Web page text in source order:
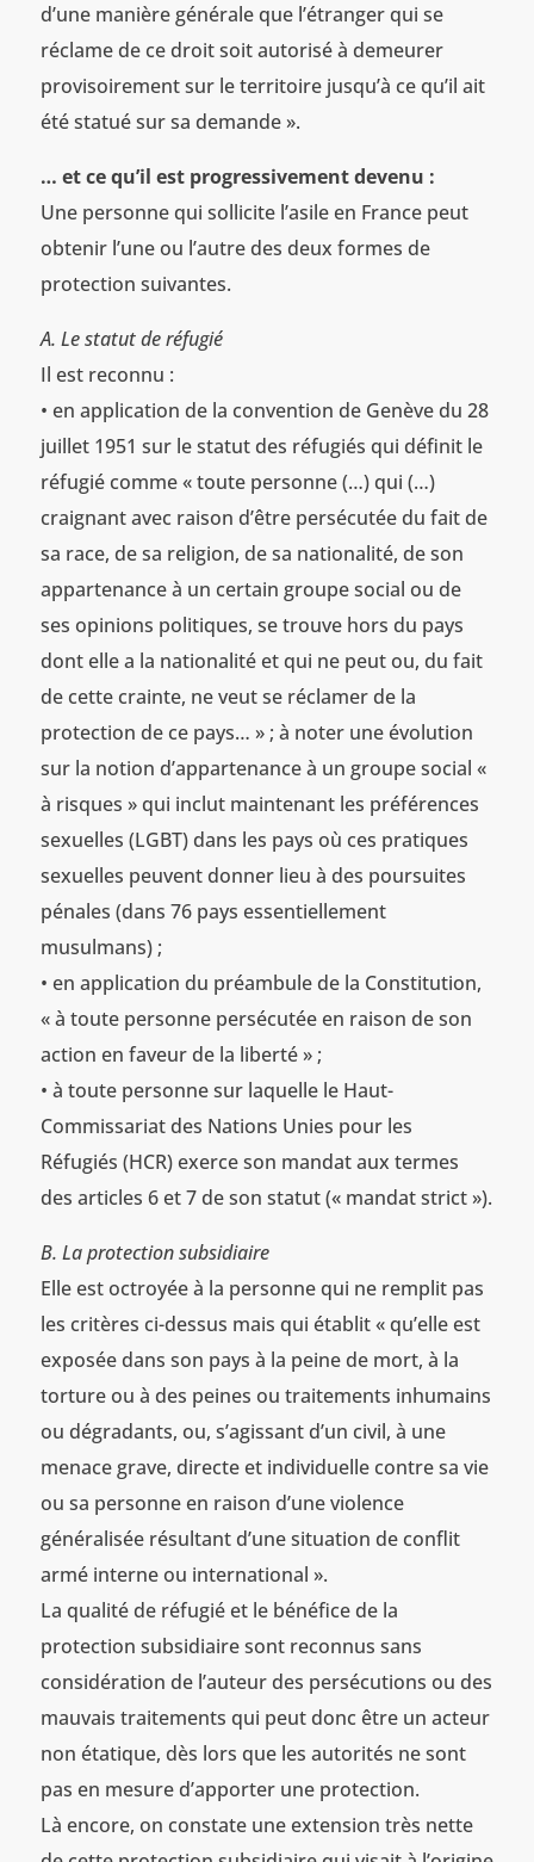
d’une manière générale que l’étranger qui se
réclame de ce droit soit autorisé à demeurer
provisoirement sur le territoire jusqu’à ce qu’il ait
été statué sur sa demande ».
… et ce qu’il est progressivement devenu :
Une personne qui sollicite l’asile en France peut
obtenir l’une ou l’autre des deux formes de
protection suivantes.
A. Le statut de réfugié
Il est reconnu :
• en application de la convention de Genève du 28
juillet 1951 sur le statut des réfugiés qui définit le
réfugié comme « toute personne (…) qui (…)
craignant avec raison d’être persécutée du fait de
sa race, de sa religion, de sa nationalité, de son
appartenance à un certain groupe social ou de
ses opinions politiques, se trouve hors du pays
dont elle a la nationalité et qui ne peut ou, du fait
de cette crainte, ne veut se réclamer de la
protection de ce pays… » ; à noter une évolution
sur la notion d’appartenance à un groupe social «
à risques » qui inclut maintenant les préférences
sexuelles (LGBT) dans les pays où ces pratiques
sexuelles peuvent donner lieu à des poursuites
pénales (dans 76 pays essentiellement
musulmans) ;
• en application du préambule de la Constitution,
« à toute personne persécutée en raison de son
action en faveur de la liberté » ;
• à toute personne sur laquelle le Haut-
Commissariat des Nations Unies pour les
Réfugiés (HCR) exerce son mandat aux termes
des articles 6 et 7 de son statut (« mandat strict »).
B. La protection subsidiaire
Elle est octroyée à la personne qui ne remplit pas
les critères ci-dessus mais qui établit « qu’elle est
exposée dans son pays à la peine de mort, à la
torture ou à des peines ou traitements inhumains
ou dégradants, ou, s’agissant d’un civil, à une
menace grave, directe et individuelle contre sa vie
ou sa personne en raison d’une violence
généralisée résultant d’une situation de conflit
armé interne ou international ».
La qualité de réfugié et le bénéfice de la
protection subsidiaire sont reconnus sans
considération de l’auteur des persécutions ou des
mauvais traitements qui peut donc être un acteur
non étatique, dès lors que les autorités ne sont
pas en mesure d’apporter une protection.
Là encore, on constate une extension très nette